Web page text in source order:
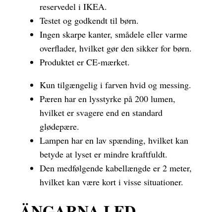
reservedel i IKEA.
Testet og godkendt til børn.
Ingen skarpe kanter, smådele eller varme
overflader, hvilket gør den sikker for børn.
Produktet er CE-mærket.
Kun tilgængelig i farven hvid og messing.
Pæren har en lysstyrke på 200 lumen,
hvilket er svagere end en standard
glødepære.
Lampen har en lav spænding, hvilket kan
betyde at lyset er mindre kraftfuldt.
Den medfølgende kabellængde er 2 meter,
hvilket kan være kort i visse situationer.